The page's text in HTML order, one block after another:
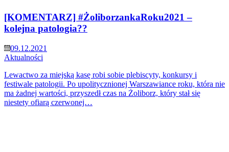
[KOMENTARZ] #ŻoliborzankaRoku2021 –
kolejna patologia??
09.12.2021
Aktualności
Lewactwo za miejską kasę robi sobie plebiscyty, konkursy i
festiwale patologii. Po upolitycznionej Warszawiance roku, która nie
ma żadnej wartości, przyszedł czas na Żoliborz, który stał się
niestety ofiarą czerwonej…